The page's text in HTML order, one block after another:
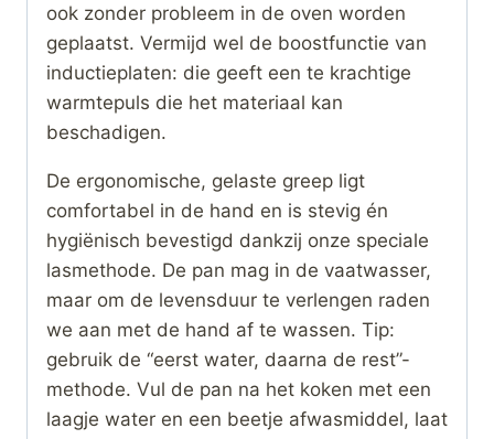
ook zonder probleem in de oven worden
geplaatst. Vermijd wel de boostfunctie van
inductieplaten: die geeft een te krachtige
warmtepuls die het materiaal kan
beschadigen.
De ergonomische, gelaste greep ligt
comfortabel in de hand en is stevig én
hygiënisch bevestigd dankzij onze speciale
lasmethode. De pan mag in de vaatwasser,
maar om de levensduur te verlengen raden
we aan met de hand af te wassen. Tip:
gebruik de “eerst water, daarna de rest”-
methode. Vul de pan na het koken met een
laagje water en een beetje afwasmiddel, laat